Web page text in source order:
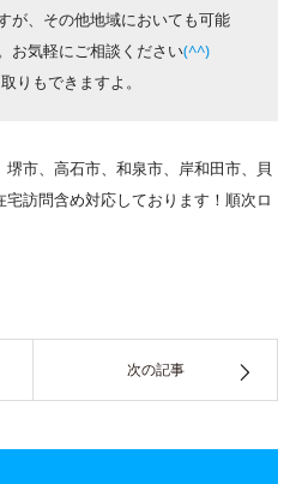
が、その他地域においても可能
お気軽にご相談ください(^^)
りもできますよ。
市、高石市、和泉市、岸和田市、貝
訪問含め対応しております！順次ロ
次の記事